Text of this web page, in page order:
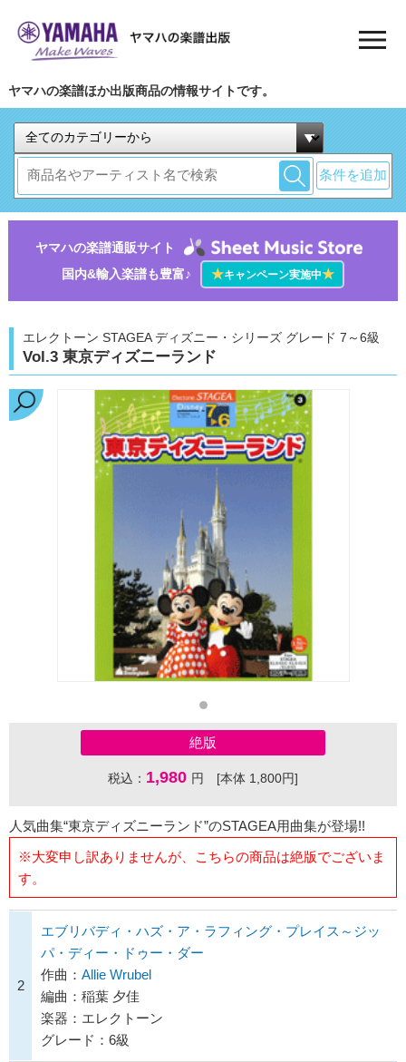
ヤマハの楽譜ほか出版商品の情報サイトです。
条件を追加
ヤマハの楽譜通販サイト
国内&輸入楽譜も豊富♪
★キャンペーン実施中★
エレクトーン STAGEA ディズニー・シリーズ グレード 7～6級
Vol.3 東京ディズニーランド
絶版
税込： 1,980 円 [本体 1,800円]
人気曲集“東京ディズニーランド”のSTAGEA用曲集が登場!!
※大変申し訳ありませんが、こちらの商品は絶版でございま
す。
2
エブリバディ・ハズ・ア・ラフィング・プレイス～ジッ
パ・ディー・ドゥー・ダー
作曲： Allie Wrubel
編曲：稲葉 夕佳
楽器：エレクトーン
グレード：6級